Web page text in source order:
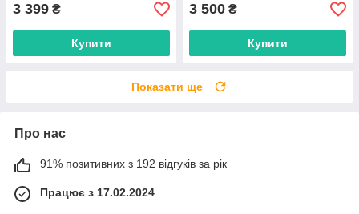
3 399 ₴
Купити
3 500 ₴
Купити
Показати ще
Про нас
91% позитивних з 192 відгуків за рік
Працює з 17.02.2024